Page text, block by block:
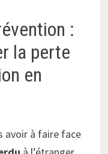
:
la perte
en
avoir à faire face